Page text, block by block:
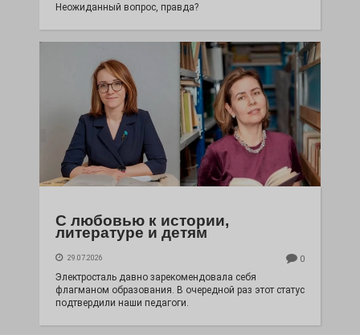
Неожиданный вопрос, правда?
С любовью к истории,
литературе и детям
29.07.2026 0
Электросталь давно зарекомендовала себя
флагманом образования. В очередной раз этот статус
подтвердили наши педагоги.